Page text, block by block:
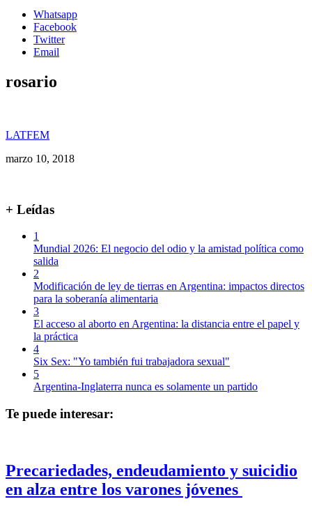
Whatsapp
Facebook
Twitter
Email
rosario
LATFEM
marzo 10, 2018
+ Leídas
1
Mundial 2026: El negocio del odio y la amistad política como
salida
2
Modificación de ley de tierras en Argentina: impactos directos
para la soberanía alimentaria
3
El acceso al aborto en Argentina: la distancia entre el papel y
la práctica
4
Six Sex: "Yo también fui trabajadora sexual"
5
Argentina-Inglaterra nunca es solamente un partido
Te puede interesar:
Precariedades, endeudamiento y suicidio
en alza entre los varones jóvenes